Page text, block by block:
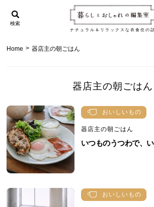
ナチュラル＆リラックスな衣食住の話
検索
Home > 器店主の朝ごはん
器店主の朝ごはん
おいしいもの
器店主の朝ごはん
いつものうつわで、
おいしいもの